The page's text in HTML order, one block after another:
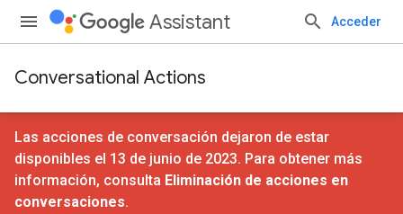
Assistant Acceder
Conversational Actions
Las acciones de conversación dejaron de estar
disponibles el 13 de junio de 2023. Para obtener más
información, consulta Eliminación de acciones en
conversaciones.